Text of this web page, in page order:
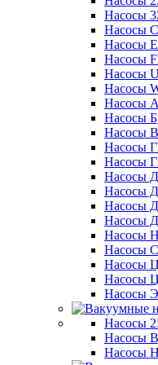
Насосы
Насосы
Насосы
Насосы
Насосы
Насосы
Насосы
Насосы
Насосы
Насосы
Насосы
Насосы
Насосы
Насосы
Насосы
Насосы
Насосы
Насосы
Насосы
Насосы
Насосы
Насосы
Насосы